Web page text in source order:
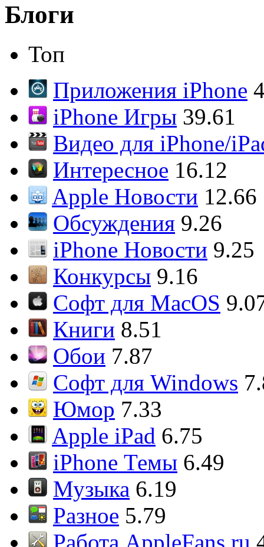
Блоги
Топ
Приложения iPhone
iPhone Игры 39.61
Видео для iPhone/
Интересное 16.12
Apple Новости 12.66
Обсуждения 9.26
iPhone Новости 9.25
Конкурсы 9.16
Софт для MacOS
Книги 8.51
Обои 7.87
Софт для Windows
Юмор 7.33
Apple iPad 6.75
iPhone Темы 6.49
Музыка 6.19
Разное 5.79